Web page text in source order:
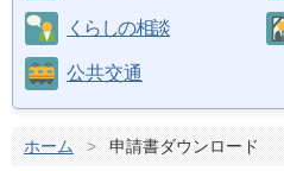
くらしの相談
公共交通
ホーム > 申請書ダウンロード